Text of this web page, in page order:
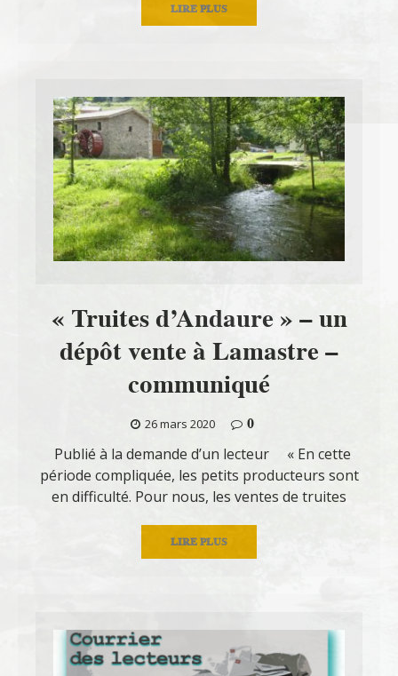
LIRE PLUS
« Truites d’Andaure » – un
dépôt vente à Lamastre –
communiqué
26 mars 2020
0
Publié à la demande d’un lecteur « En cette
période compliquée, les petits producteurs sont
en difficulté. Pour nous, les ventes de truites
LIRE PLUS